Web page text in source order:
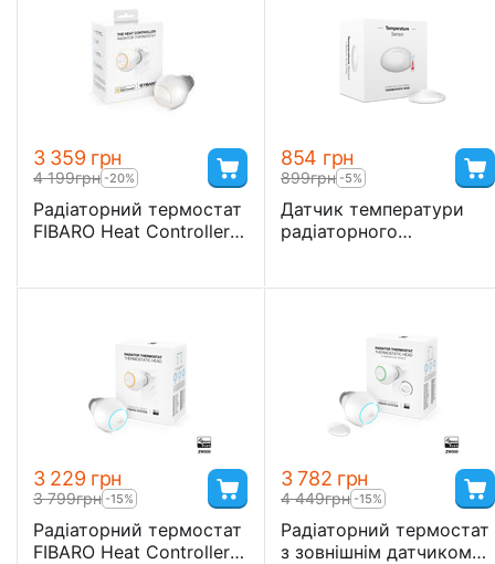
3 359 грн
4 199грн -20%
Радіаторний термостат
FIBARO Heat Controller
‍854‍ грн
‍899‍грн -5%
Датчик температури
радіаторного
3 229 грн
3 799грн -15%
Радіаторний термостат
FIBARO Heat Controller
3 782 грн
4 449грн -15%
Радіаторний термостат
з зовнішнім датчиком